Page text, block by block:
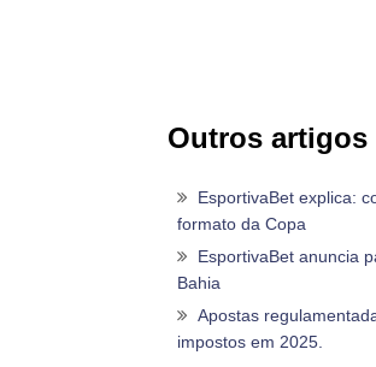
Outros artigos
EsportivaBet explica:
formato da Copa
EsportivaBet anuncia
Bahia
Apostas
impostos em 2025.